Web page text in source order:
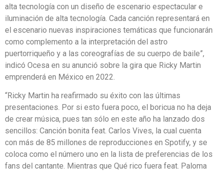
alta tecnología con un diseño de escenario espectacular e
iluminación de alta tecnología. Cada canción representará en
el escenario nuevas inspiraciones temáticas que funcionarán
como complemento a la interpretación del astro
puertorriqueño y a las coreografías de su cuerpo de baile”,
indicó Ocesa en su anunció sobre la gira que Ricky Martin
emprenderá en México en 2022.
“Ricky Martin ha reafirmado su éxito con las últimas
presentaciones. Por si esto fuera poco, el boricua no ha deja
de crear música, pues tan sólo en este año ha lanzado dos
sencillos: Canción bonita feat. Carlos Vives, la cual cuenta
con más de 85 millones de reproducciones en Spotify, y se
coloca como el número uno en la lista de preferencias de los
fans del cantante. Mientras que Qué rico fuera feat. Paloma